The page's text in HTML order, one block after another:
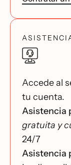
Accede al
tu cuenta.
Asistencia
gratuita y
24/7
Asistencia